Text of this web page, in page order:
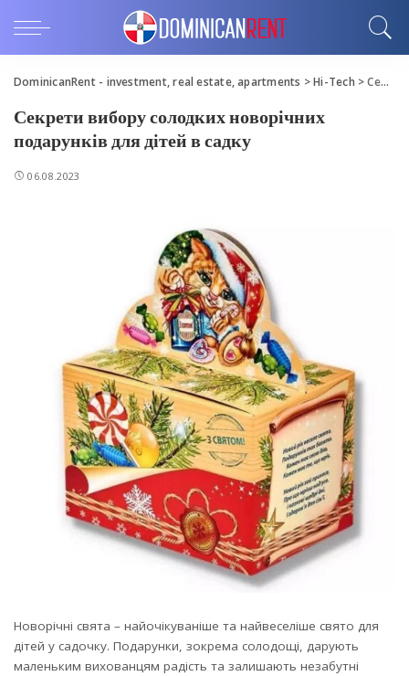
DominicanRent - investment, real estate, apartments >Hi-Tech >Секрети вибору солодких новорічних подарунків для дітей в садку
Секрети вибору солодких новорічних
подарунків для дітей в садку
06.08.2023
Новорічні свята – найочікуваніше та найвеселіше свято для
дітей у садочку. Подарунки, зокрема солодощі, дарують
маленьким вихованцям радість та залишають незабутні